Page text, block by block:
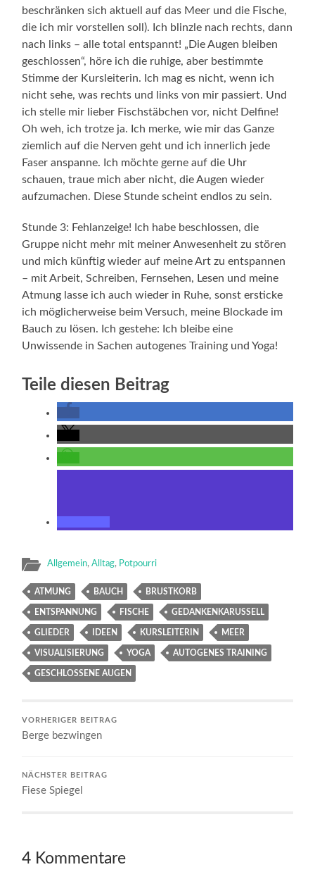
beschränken sich aktuell auf das Meer und die Fische,
die ich mir vorstellen soll). Ich blinzle nach rechts, dann
nach links – alle total entspannt! „Die Augen bleiben
geschlossen“, höre ich die ruhige, aber bestimmte
Stimme der Kursleiterin. Ich mag es nicht, wenn ich
nicht sehe, was rechts und links von mir passiert. Und
ich stelle mir lieber Fischstäbchen vor, nicht Delfine!
Oh weh, ich trotze ja. Ich merke, wie mir das Ganze
ziemlich auf die Nerven geht und ich innerlich jede
Faser anspanne. Ich möchte gerne auf die Uhr
schauen, traue mich aber nicht, die Augen wieder
aufzumachen. Diese Stunde scheint endlos zu sein.
Stunde 3: Fehlanzeige! Ich habe beschlossen, die
Gruppe nicht mehr mit meiner Anwesenheit zu stören
und mich künftig wieder auf meine Art zu entspannen
– mit Arbeit, Schreiben, Fernsehen, Lesen und meine
Atmung lasse ich auch wieder in Ruhe, sonst ersticke
ich möglicherweise beim Versuch, meine Blockade im
Bauch zu lösen. Ich gestehe: Ich bleibe eine
Unwissende in Sachen autogenes Training und Yoga!
Teile diesen Beitrag
Allgemein,Alltag, Potpourri
ATMUNG BAUCH BRUSTKORB
ENTSPANNUNG FISCHE GEDANKENKARUSSELL
GLIEDER IDEEN KURSLEITERIN MEER
VISUALISIERUNG YOGA AUTOGENES TRAINING
GESCHLOSSENE AUGEN
VORHERIGER BEITRAG
Berge bezwingen
NÄCHSTER BEITRAG
Fiese Spiegel
4 Kommentare